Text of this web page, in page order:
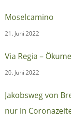
Moselcamino
21. Juni 2022
Via Regia –
20. Juni 2022
Jakobsweg von
nur in